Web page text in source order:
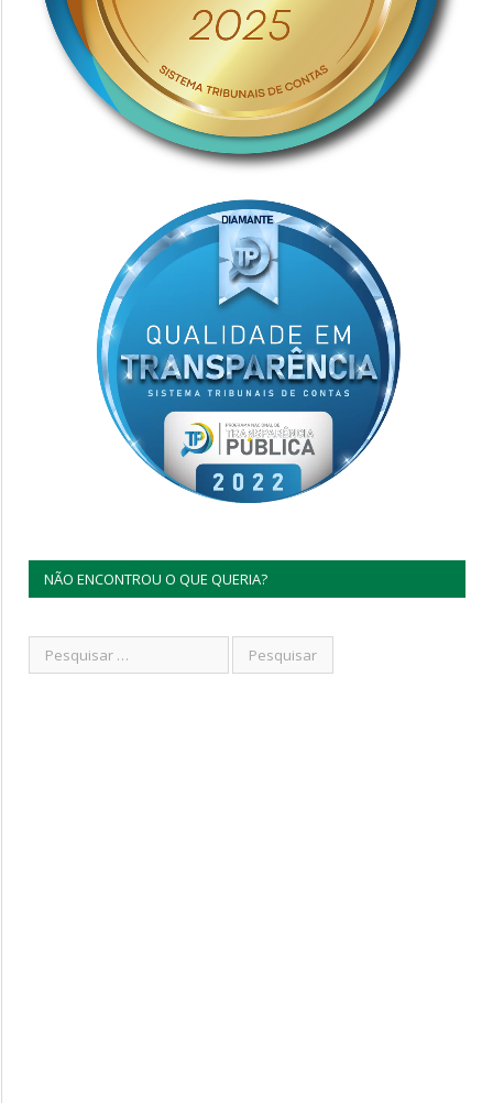
NÃO ENCONTROU O QUE QUERIA?